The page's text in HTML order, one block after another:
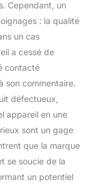
Cependant, un
: la qualité
un cas
a cessé de
contacté
son commentaire.
défectueux,
appareil en une
sont un gage
que la marque
se soucie de la
un potentiel